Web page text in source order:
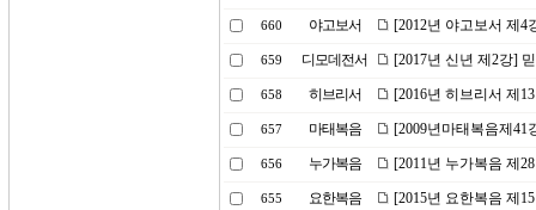
660 야고보서 [2012년 야고보서 제4
659 디모데전서 [2017년 신년 제2강]
658 히브리서 [2016년 히브리서 제
657 마태복음 [2009년마태복음제
656 누가복음 [2011년 누가복음 제
655 요한복음 [2015년 요한복음 제